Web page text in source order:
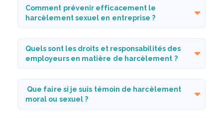
Comment prévenir efficacement le
harcèlement sexuel en entreprise ?
Quels sont les droits et responsabilités des
employeurs en matière de harcèlement ?
Que faire si je suis témoin de harcèlement
moral ou sexuel ?